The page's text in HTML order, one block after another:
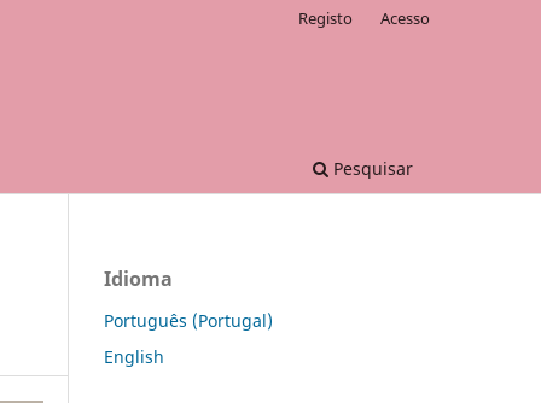
Pesquisar
Registo Acesso
Idioma
Português (Portugal)
English